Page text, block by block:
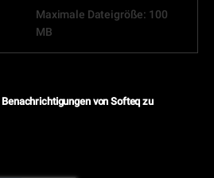
Maximale Dateigröße: 100
MB
Benachrichtigungen von Softeq zu